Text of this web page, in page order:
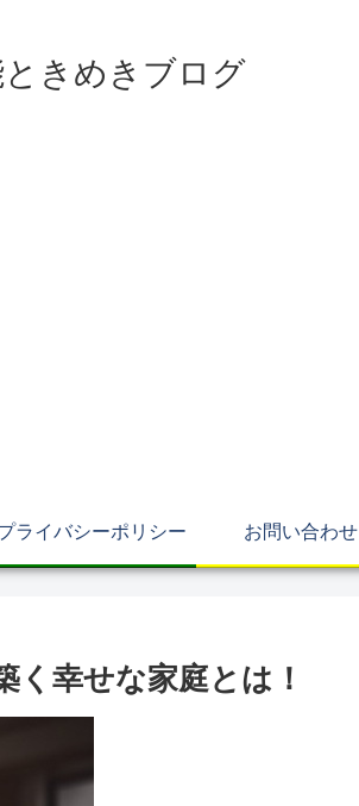
きめきブログ
ライバシーポリシー お問い合わせ
く幸せな家庭とは！